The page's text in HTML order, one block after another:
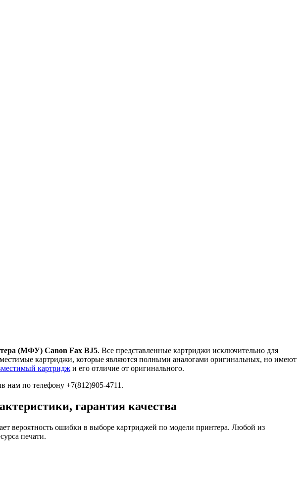
(МФУ) Canon Fax BJ5. Все представленные картриджи исключительно для
картриджи, которые являются полными аналогами оригинальных, но имеют
картридж и его отличие от оригинального.
нам по телефону +7(812)905-4711.
гарантия качества
вероятность ошибки в выборе картриджей по модели принтера. Любой из
печати.